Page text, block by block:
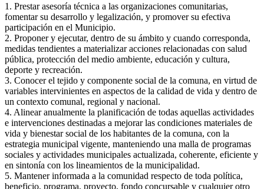
1. Prestar asesoría técnica a las organizaciones comunitarias,
fomentar su desarrollo y legalización, y promover su efectiva
participación en el Municipio.
2. Proponer y ejecutar, dentro de su ámbito y cuando corresponda,
medidas tendientes a materializar acciones relacionadas con salud
pública, protección del medio ambiente, educación y cultura,
deporte y recreación.
3. Conocer el tejido y componente social de la comuna, en virtud de
variables intervinientes en aspectos de la calidad de vida y dentro de
un contexto comunal, regional y nacional.
4. Alinear anualmente la planificación de todas aquellas actividades
e intervenciones destinadas a mejorar las condiciones materiales de
vida y bienestar social de los habitantes de la comuna, con la
estrategia municipal vigente, manteniendo una malla de programas
sociales y actividades municipales actualizada, coherente, eficiente y
en sintonía con los lineamientos de la municipalidad.
5. Mantener informada a la comunidad respecto de toda política,
beneficio, programa, proyecto, fondo concursable y cualquier otro